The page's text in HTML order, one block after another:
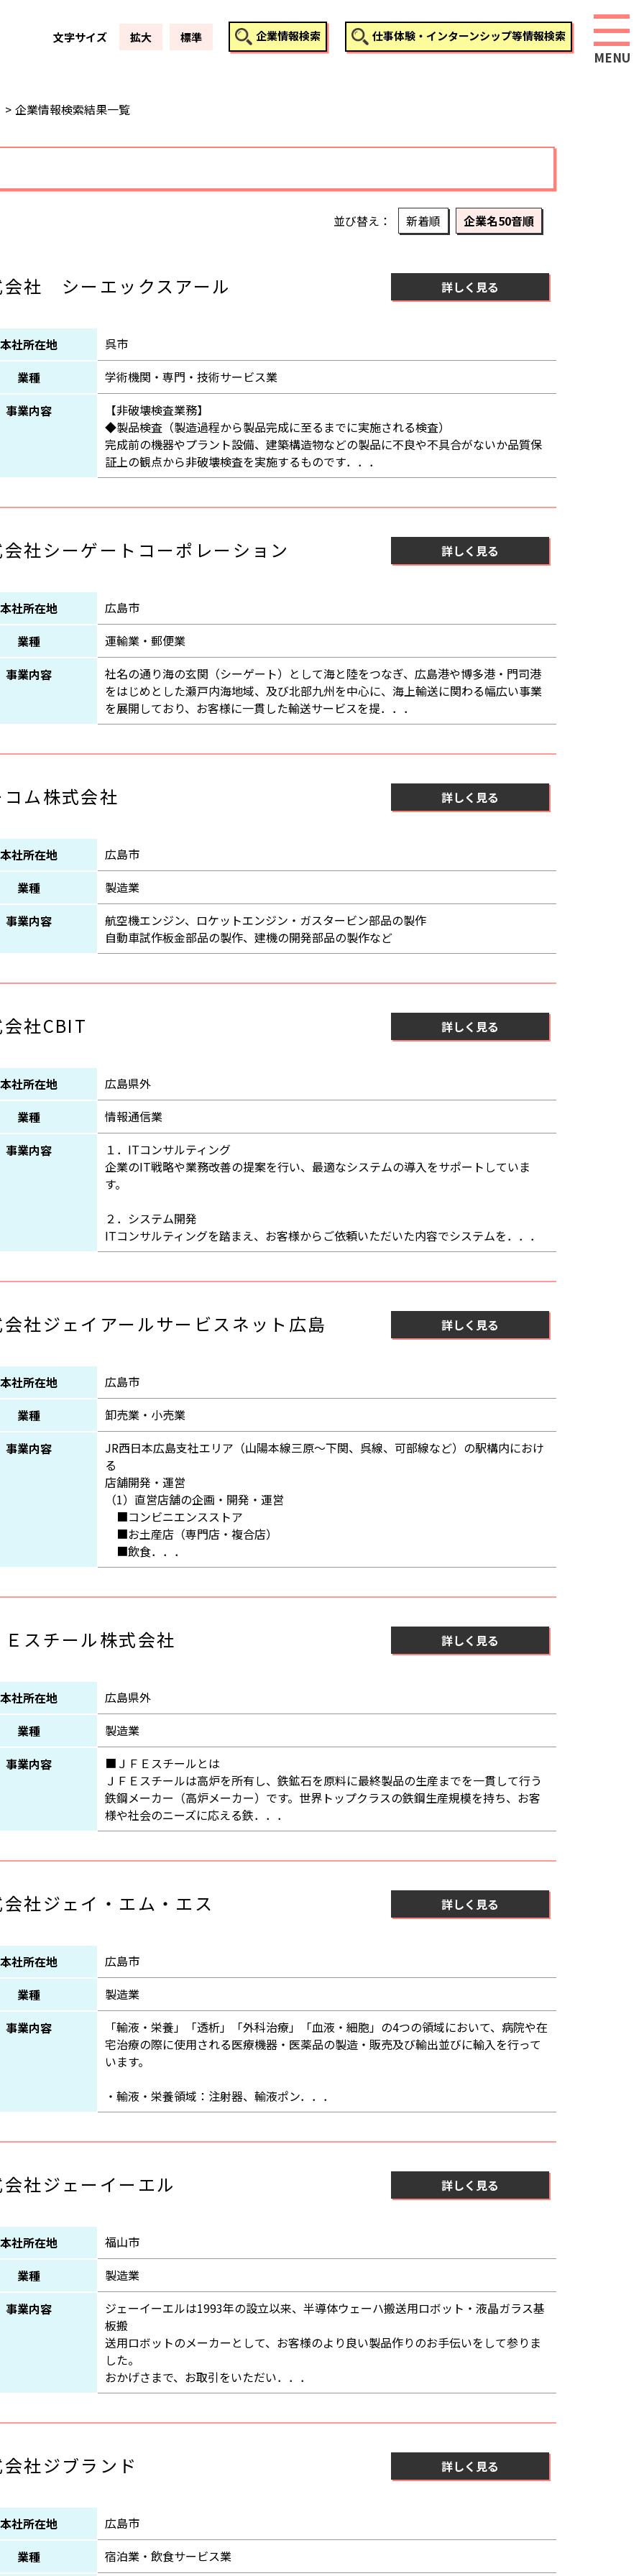
文字サイズ 拡大 標準 企業情報検索 仕事体験・インターンシップ等情報検索
企業情報検索結果一覧
並び替え 新着順 企業名50音順
会社 シーエックスアール 詳しく見る
本社所在地
呉市
業種
学術機関・専門・技術サービス業
事業内容
【非破壊検査業務】
◆製品検査（製造過程から製品完成に至るまでに実施される検査）
完成前の機器やプラント設備、建築構造物などの製品に不良や不具合がないか品質保
証上の観点から非破壊検査を実施するものです．．．
社シーゲートコーポレーション 詳しく見る
本社所在地
広島市
業種
運輸業・郵便業
事業内容
社名の通り海の玄関（シーゲート）として海と陸をつなぎ、広島港や博多港・門司港
をはじめとした瀬戸内海地域、及び北部九州を中心に、海上輸送に関わる幅広い事業
を展開しており、お客様に一貫した輸送サービスを提．．．
ム株式会社 詳しく見る
本社所在地
広島市
業種
製造業
事業内容
航空機エンジン、ロケットエンジン・ガスタービン部品の製作
自動車試作板金部品の製作、建機の開発部品の製作など
社CBIT 詳しく見る
本社所在地
広島県外
業種
情報通信業
事業内容
１．ITコンサルティング
企業のIT戦略や業務改善の提案を行い、最適なシステムの導入をサポートしていま
す。
２．システム開発
ITコンサルティングを踏まえ、お客様からご依頼いただいた内容でシステムを．．．
社ジェイアールサービスネット広島 詳しく見る
本社所在地
広島市
業種
卸売業・小売業
事業内容
JR西日本広島支社エリア（山陽本線三原～下関、呉線、可部線など）の駅構内におけ
る
店舗開発・運営
（1）直営店舗の企画・開発・運営
■コンビニエンスストア
■お土産店（専門店・複合店）
■飲食．．．
スチール株式会社 詳しく見る
本社所在地
広島県外
業種
製造業
事業内容
■ＪＦＥスチールとは
ＪＦＥスチールは高炉を所有し、鉄鉱石を原料に最終製品の生産までを一貫して行う
鉄鋼メーカー（高炉メーカー）です。世界トップクラスの鉄鋼生産規模を持ち、お客
様や社会のニーズに応える鉄．．．
社ジェイ・エム・エス 詳しく見る
本社所在地
広島市
業種
製造業
事業内容
「輸液・栄養」「透析」「外科治療」「血液・細胞」の4つの領域において、病院や在
宅治療の際に使用される医療機器・医薬品の製造・販売及び輸出並びに輸入を行って
います。
・輸液・栄養領域：注射器、輸液ポン．．．
社ジェーイーエル 詳しく見る
本社所在地
福山市
業種
製造業
事業内容
ジェーイーエルは1993年の設立以来、半導体ウェーハ搬送用ロボット・液晶ガラス基
板搬
送用ロボットのメーカーとして、お客様のより良い製品作りのお手伝いをして参りま
した。
おかげさまで、お取引をいただい．．．
社ジブランド 詳しく見る
本社所在地
広島市
業種
宿泊業・飲食サービス業